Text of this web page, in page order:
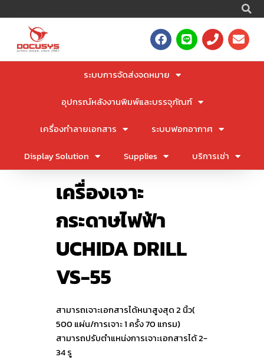
to
F
a
c
e
b
o
L
i
n
P
h
o
E
n
v
ระบบการจัดส่งจดหมาย
อุปกรณ์หลังงานพิมพ์และบรรจุภัณฑ์
เครื่องทำลายเอกสาร
ระบบฟอกอากาศ
Display Solution
Supplies บริการเช่า
เครื่องเจาะ
กระดาษไฟฟ้า
UCHIDA DRILL
VS-55
สามารถเจาะเอกสารได้หนาสูงสุด 2 นิ้ว(
500 แผ่น/การเจาะ 1 ครั้ง 70 แกรม)
สามารถปรับตำแหน่งการเจาะเอกสารได้ 2-
34 รู